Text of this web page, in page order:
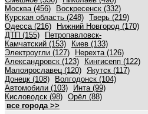
Москва (456)
Воскресенск (332)
Курская область (248) Тверь (219)
Одесса (216)
Нижний Новгород (170)
ДТП (155)
Петропавловск-
Камчатский (153)
Киев (133)
Электроугли (127)
Нерехта (126)
Александровск (123)
Кингисепп (122)
Малоярославец (120) Якутск (117)
Донецк (108)
Волгодонск (104)
Автомобили (103)
Инта (99)
Кисловодск (98) Орёл (88)
все города >>